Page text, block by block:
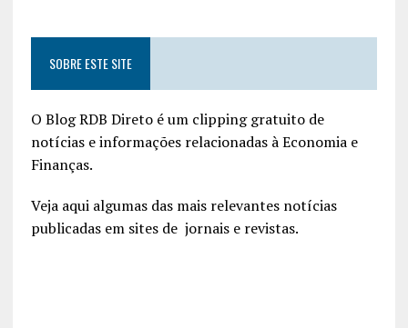
SOBRE ESTE SITE
O Blog RDB Direto é um clipping gratuito de
notícias e informações relacionadas à Economia e
Finanças.
Veja aqui algumas das mais relevantes notícias
publicadas em sites de jornais e revistas.